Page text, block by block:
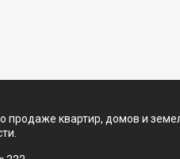
продаже квартир, домов и